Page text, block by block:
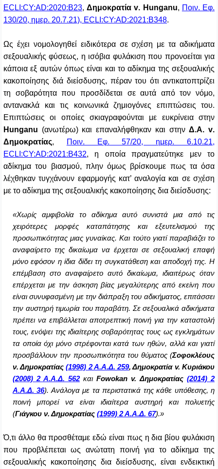
ECLI:CY:AD:2020:B23,Δημοκρατίαv. Hunganu, Ποιν. Εφ.
130/20, ημερ. 20.7.21), ECLI:CY:AD:2021:B348.
Ως έχει νομολογηθεί ειδικότερα σε σχέση με τα αδικήματα
σεξουαλικής φύσεως, η ισόβια φυλάκιση που προνοείται για
κάποια εξ αυτών όπως είναι και το αδίκημα της σεξουαλικής
κακοποίησης διά διείσδυσης, πέραν του ότι αντικατοπτρίζει
τη σοβαρότητα που προσδίδεται σε αυτά από τον νόμο,
αντανακλά και τις κοινωνικά ζημιογόνες επιπτώσεις του.
Επιπτώσεις οι οποίες σκιαγραφούνται με ευκρίνεια στην
Hunganu (ανωτέρω) και επαναλήφθηκαν και στηνΔ.Α.v.
Δημοκρατίας,
Ποιν. Εφ. 57/20, ημερ. 6.10.21,
ECLI:CY:AD:2021:B432, η οποία πραγματεύτηκε μεν το
αδίκημα του βιασμού, πλην όμως βρίσκουμε πως τα όσα
λέχθηκαν τυγχάνουν εφαρμογής κατ’ αναλογία και σε σχέση
με το αδίκημα της σεξουαλικής κακοποίησης δια διείσδυσης:
«Χωρίς αμφιβολία το αδίκημα αυτό συνιστά μια από τις
χειρότερες μορφές καταπάτησης και εξευτελισμού της
προσωπικότητας μιας γυναίκας. Και τούτο γιατί παραβιάζει το
αναφαίρετο της δικαίωμα να έρχεται σε σεξουαλική επαφή
μόνο εφόσον η ίδια δίδει τη συγκατάθεση και αποδοχή της. Η
επέμβαση στο αναφαίρετο αυτό δικαίωμα, ιδιαιτέρως όταν
επέρχεται με την άσκηση βίας μεγαλύτερης από εκείνη που
είναι συνυφασμένη με την διάπραξη του αδικήματος, επιτάσσει
την αυστηρή τιμωρία του παραβάτη. Σε σεξουαλικά αδικήματα
πρέπει να επιβάλλεται αποτρεπτική ποινή για την καταστολή
τους, ενόψει της ιδιαίτερης σοβαρότητας τους ως εγκλημάτων
τα οποία όχι μόνο στρέφονται κατά των ηθών, αλλά και γιατί
προσβάλλουν την προσωπικότητα του θύματος (Σοφοκλέους
ν. Δημοκρατίας(1998) 2 Α.Α.Δ. 259, Δημοκρατία v. Κυριάκου
(2008) 2 Α.Α.Δ. 562καιFowokan v. Δημοκρατίας(2014) 2
Α.Α.Δ. 36). Ανάλογα με τα περιστατικά της κάθε υπόθεσης, η
ποινή μπορεί να είναι ιδιαίτερα αυστηρή και πολυετής
(Γιάγκου ν. Δημοκρατίας (1999) 2 Α.Α.Δ. 67).»
Ό,τι άλλο θα προσθέταμε εδώ είναι πως η δια βίου φυλάκιση
που προβλέπεται ως ανώτατη ποινή για το αδίκημα της
σεξουαλικής κακοποίησης δια διείσδυσης, είναι ενδεικτική